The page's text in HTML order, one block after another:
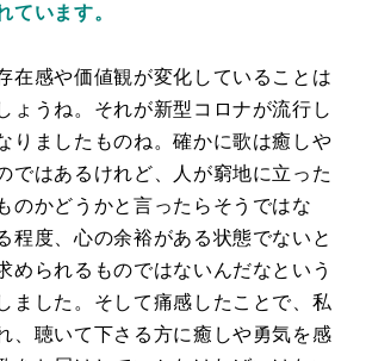
ています。
在感や価値観が変化していることは
ょうね。それが新型コロナが流行し
りましたものね。確かに歌は癒しや
ではあるけれど、人が窮地に立った
のかどうかと言ったらそうではな
程度、心の余裕がある状態でないと
められるものではないんだなという
ました。そして痛感したことで、私
、聴いて下さる方に癒しや勇気を感